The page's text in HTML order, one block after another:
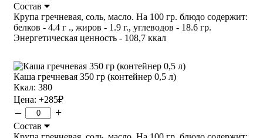
Состав
Крупа гречневая, соль, масло. На 100 гр. блюдо содержит:
белков - 4.4 г ., жиров - 1.9 г., углеводов - 18.6 гр.
Энергетическая ценность - 108,7 ккал
Каша гречневая 350 гр (контейнер 0,5 л)
Ккал: 380
Цена: +285₽
– +
Состав